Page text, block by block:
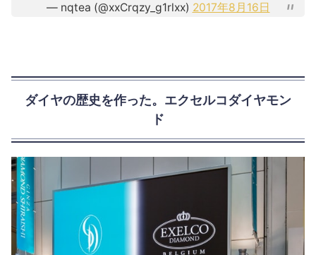
— nqtea (@xxCrqzy_g1rlxx) 2017年8月16日
ダイヤの歴史を作った。エクセルコダイヤモン
ド